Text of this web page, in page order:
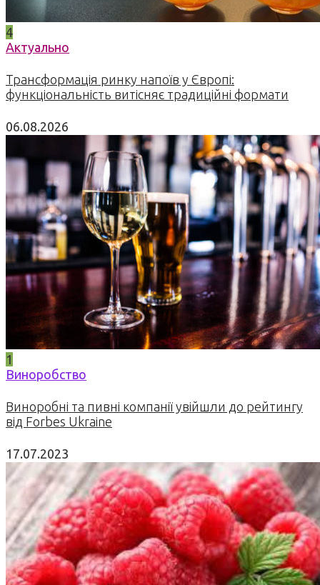
4
Актуально
Трансформація ринку напоїв у Європі:
функціональність витісняє традиційні формати
06.08.2026
1
Виноробство
Виноробні та пивні компанії увійшли до рейтингу
від Forbes Ukraine
17.07.2023